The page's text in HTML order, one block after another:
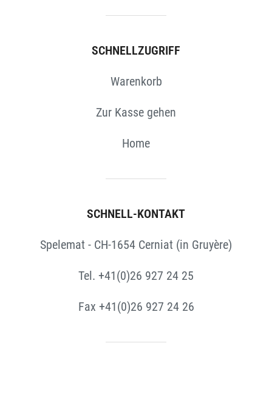
SCHNELLZUGRIFF
Warenkorb
Zur Kasse gehen
Home
SCHNELL-KONTAKT
Spelemat - CH-1654 Cerniat (in Gruyère)
Tel. +41(0)26 927 24 25
Fax +41(0)26 927 24 26